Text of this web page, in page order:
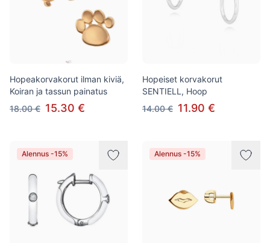
Hopeakorvakorut ilman kiviä,
Koiran ja tassun painatus
18.00 € 15.30 €
Hopeiset korvakorut
SENTIELL, Hoop
14.00 € 11.90 €
Alennus -15% Alennus -15%